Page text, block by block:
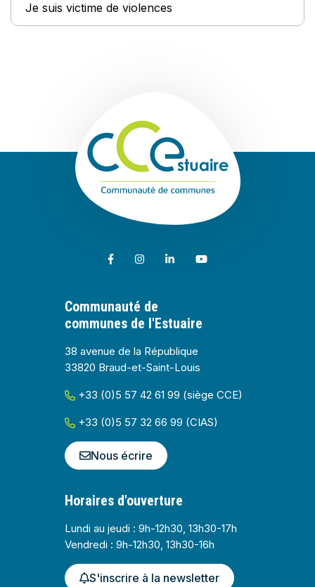
Je suis victime de violences
Lien vers le compte Facebook
Lien vers le compte Instagram
Lien vers le compte Linkedin
Lien vers la chaîne
Communauté de
communes de l'Estuaire
38 avenue de la République
33820 Braud-et-Saint-Louis
+33 (0)5 57 42 61 99 (siège CCE)
+33 (0)5 57 32 66 99 (CIAS)
Nous écrire
Horaires d'ouverture
Lundi au jeudi : 9h-12h30, 13h30-17h
Vendredi : 9h-12h30, 13h30-16h
S'inscrire à la newsletter